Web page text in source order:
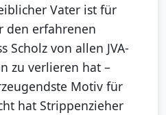
Vater ist für
den erfahrenen
Scholz von allen JVA-
zu verlieren hat –
Motiv für
hat Strippenzieher